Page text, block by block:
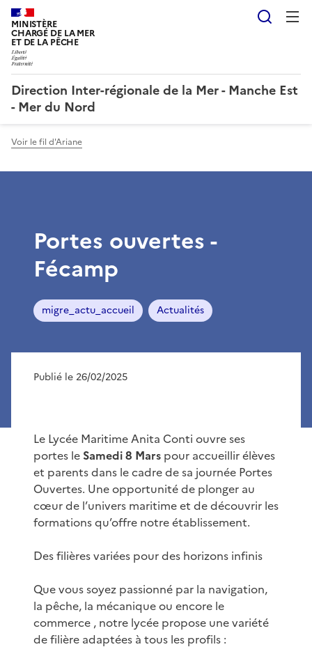
MINISTÈRE
CHARGÉ DE LA MER
ET DE LA PÊCHE
Direction Inter-régionale de la Mer - Manche Est
- Mer du Nord
Voir le fil d'Ariane
Portes ouvertes -
Fécamp
migre_actu_accueil Actualités
Publié le 26/02/2025
Le Lycée Maritime Anita Conti ouvre ses
portes le Samedi 8 Mars pour accueillir élèves
et parents dans le cadre de sa journée Portes
Ouvertes. Une opportunité de plonger au
cœur de l’univers maritime et de découvrir les
formations qu’offre notre établissement.
Des filières variées pour des horizons infinis
Que vous soyez passionné par la navigation,
la pêche, la mécanique ou encore le
commerce , notre lycée propose une variété
de filière adaptées à tous les profils :